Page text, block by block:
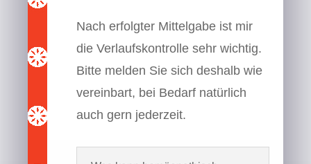
Nach erfolgter Mittelgabe ist mir
die Verlaufskontrolle sehr wichtig.
Bitte melden Sie sich deshalb wie
vereinbart, bei Bedarf natürlich
auch gern jederzeit.